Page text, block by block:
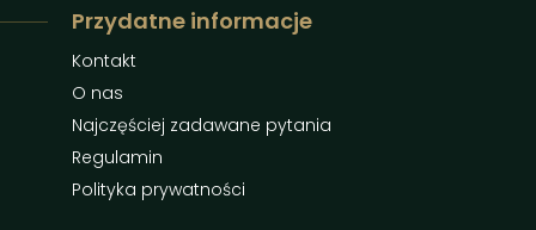
Przydatne informacje
Kontakt
O nas
Najczęściej zadawane pytania
Regulamin
Polityka prywatności